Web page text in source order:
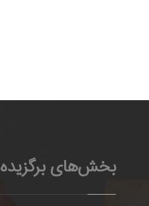
بخش‌های برگزیده